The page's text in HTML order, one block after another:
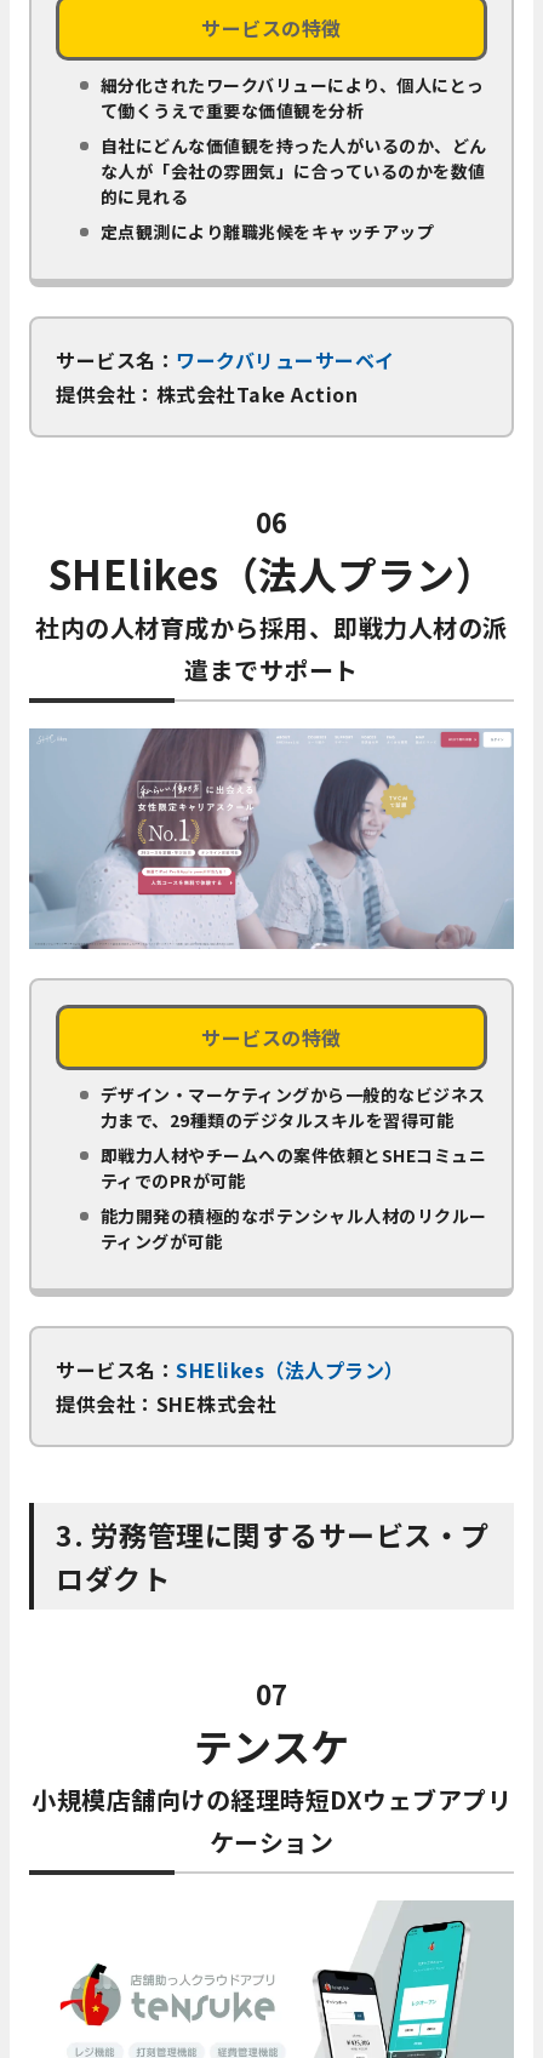
サービスの特徴
細分化されたワークバリューにより、個人にとっ
て働くうえで重要な価値観を分析
自社にどんな価値観を持った人がいるのか、どん
な人が「会社の雰囲気」に合っているのかを数値
的に見れる
定点観測により離職兆候をキャッチアップ
サービス名： ワークバリューサーベイ
提供会社：株式会社Take Action
06
SHElikes（法人プラン）
社内の人材育成から採用、即戦力人材の派
遣までサポート
サービスの特徴
デザイン・マーケティングから一般的なビジネス
力まで、29種類のデジタルスキルを習得可能
即戦力人材やチームへの案件依頼とSHEコミュニ
ティでのPRが可能
能力開発の積極的なポテンシャル人材のリクルー
ティングが可能
サービス名： SHElikes（法人プラン）
提供会社：SHE株式会社
3. 労務管理に関するサービス・プ
ロダクト
07
テンスケ
小規模店舗向けの経理時短DXウェブアプリ
ケーション